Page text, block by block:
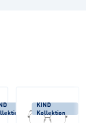
KIND
Kollektion